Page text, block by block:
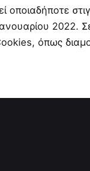
οποιαδήποτε
όπως